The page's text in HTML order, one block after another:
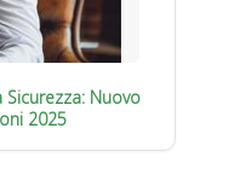
Nuovo
2025